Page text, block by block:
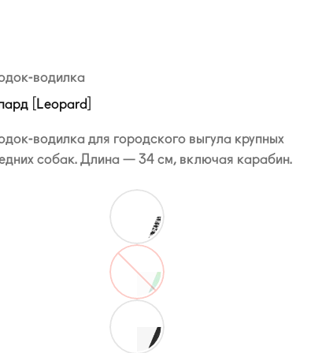
водилка
[Leopard]
водилка для городского выгула крупных
собак. Длина — 34 см, включая карабин.